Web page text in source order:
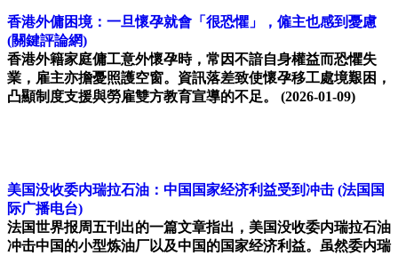
香港外傭困境：一旦懷孕就會「很恐懼」，僱主也感到憂慮
(關鍵評論網)
香港外籍家庭傭工意外懷孕時，常因不諳自身權益而恐懼失
業，雇主亦擔憂照護空窗。資訊落差致使懷孕移工處境艱困，
凸顯制度支援與勞雇雙方教育宣導的不足。
(2026-01-09)
美国没收委内瑞拉石油：中国国家经济利益受到冲击 (法国国
际广播电台)
法国世界报周五刊出的一篇文章指出，美国没收委内瑞拉石油
冲击中国的小型炼油厂以及中国的国家经济利益。虽然委内瑞